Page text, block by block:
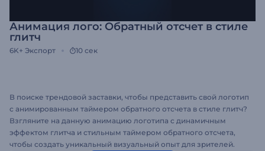
Анимация лого: Обратный отсчет в стиле
глитч
6K+ Экспорт 10 сек
В поиске трендовой заставки, чтобы представить свой логотип
с анимированным таймером обратного отсчета в стиле глитч?
Взгляните на данную анимацию логотипа с динамичным
эффектом глитча и стильным таймером обратного отсчета,
чтобы создать уникальный визуальный опыт для зрителей.